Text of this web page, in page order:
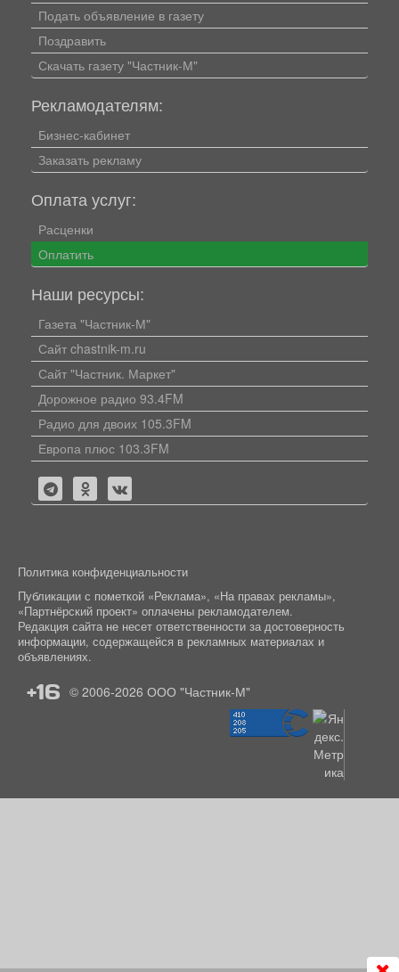
Подать объявление в газету
Поздравить
Скачать газету "Частник-М"
Рекламодателям:
Бизнес-кабинет
Заказать рекламу
Оплата услуг:
Расценки
Оплатить
Наши ресурсы:
Газета "Частник-М"
Сайт chastnik-m.ru
Сайт "Частник. Маркет"
Дорожное радио 93.4FM
Радио для двоих 105.3FM
Европа плюс 103.3FM
Политика конфиденциальности
Публикации с пометкой «Реклама», «На правах рекламы»,
«Партнёрский проект» оплачены рекламодателем.
Редакция сайта не несет ответственности за достоверность
информации, содержащейся в рекламных материалах и
объявлениях.
+16 © 2006-2026 ООО "Частник-М"